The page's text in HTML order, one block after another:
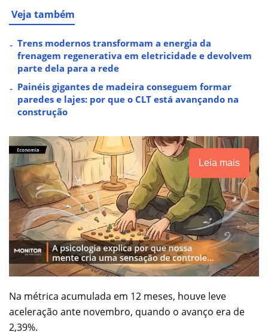
Veja também
Trens modernos transformam a energia da
frenagem regenerativa em eletricidade e devolvem
parte dela para a rede
Painéis gigantes de madeira conseguem formar
paredes e lajes: por que o CLT está avançando na
construção
Leia mais
Na métrica acumulada em 12 meses, houve leve
aceleração ante novembro, quando o avanço era de
2,39%.